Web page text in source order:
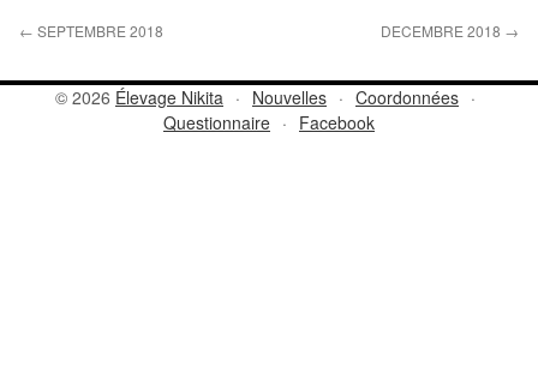
← SEPTEMBRE 2018 DECEMBRE 2018 →
© 2026 Élevage Nikita · Nouvelles · Coordonnées ·
Questionnaire · Facebook